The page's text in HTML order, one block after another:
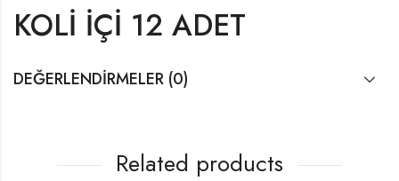
KOLİ İÇİ 12 ADET
DEĞERLENDIRMELER (0)
Related products